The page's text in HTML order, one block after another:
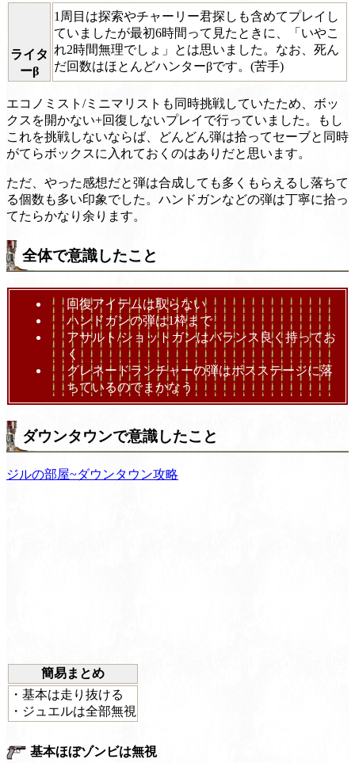
ライタ
ーβ
1周目は探索やチャーリー君探しも含めてプレイし
ていましたが最初6時間って見たときに、「いやこ
れ2時間無理でしょ」とは思いました。なお、死ん
だ回数はほとんどハンターβです。(苦手)
エコノミスト/ミニマリストも同時挑戦していたため、ボッ
クスを開かない+回復しないプレイで行っていました。もし
これを挑戦しないならば、どんどん弾は拾ってセーブと同時
がてらボックスに入れておくのはありだと思います。
ただ、やった感想だと弾は合成しても多くもらえるし落ちて
る個数も多い印象でした。ハンドガンなどの弾は丁寧に拾っ
てたらかなり余ります。
全体で意識したこと
回復アイテムは取らない
ハンドガンの弾は1枠まで
アサルト/ショットガンはバランス良く持ってお
く
グレネードランチャーの弾はボスステージに落
ちているのでまかなう
ダウンタウンで意識したこと
ジルの部屋~ダウンタウン攻略
簡易まとめ
・基本は走り抜ける
・ジュエルは全部無視
基本ほぼゾンビは無視